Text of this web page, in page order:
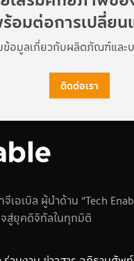
อมต่อการเปลี่ยน
อมูลเกี่ยวกับผลิตภัณฑ์และบ
ติดต่อเรา
เอเบิล ผู้นำด้าน “Tech
สู่ยุคดิจิทัลในทุกมิติ